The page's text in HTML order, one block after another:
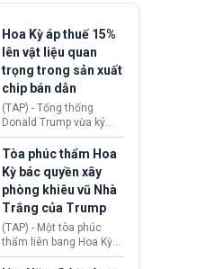
Hoa Kỳ áp thuế 15%
lên vật liệu quan
trọng trong sản xuất
chip bán dẫn
(TAP) - Tổng thống
Donald Trump vừa ký
sắc lệnh áp thuế bổ
sung 15% cùng cơ chế
giá sàn nhập khẩu
nghiêm ngặt đối với
polysilicon và các sản
phẩm hạ nguồn. Quyết
định này nhằm khôi
phục chuỗi cung ứng
công nghệ, năng lượng
mặt trời nội địa trước sự
Tòa phúc thẩm Hoa
Kỳ bác quyền xây
phòng khiêu vũ Nhà
Trắng của Trump
(TAP) - Một tòa phúc
thẩm liên bang Hoa Kỳ
vừa phán quyết, chính